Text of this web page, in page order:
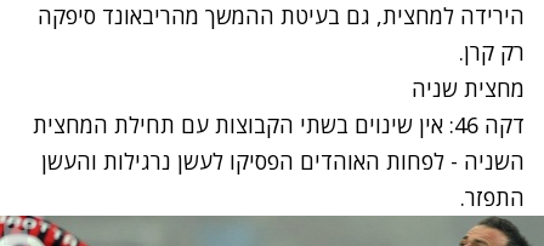
הירידה למחצית, גם בעיטת ההמשך מהריבאונד סיפקה
רק קרן.
מחצית שניה
דקה 46: אין שינוים בשתי הקבוצות עם תחילת המחצית
השניה - לפחות האוהדים הפסיקו לעשן נרגילות והעשן
התפזר.